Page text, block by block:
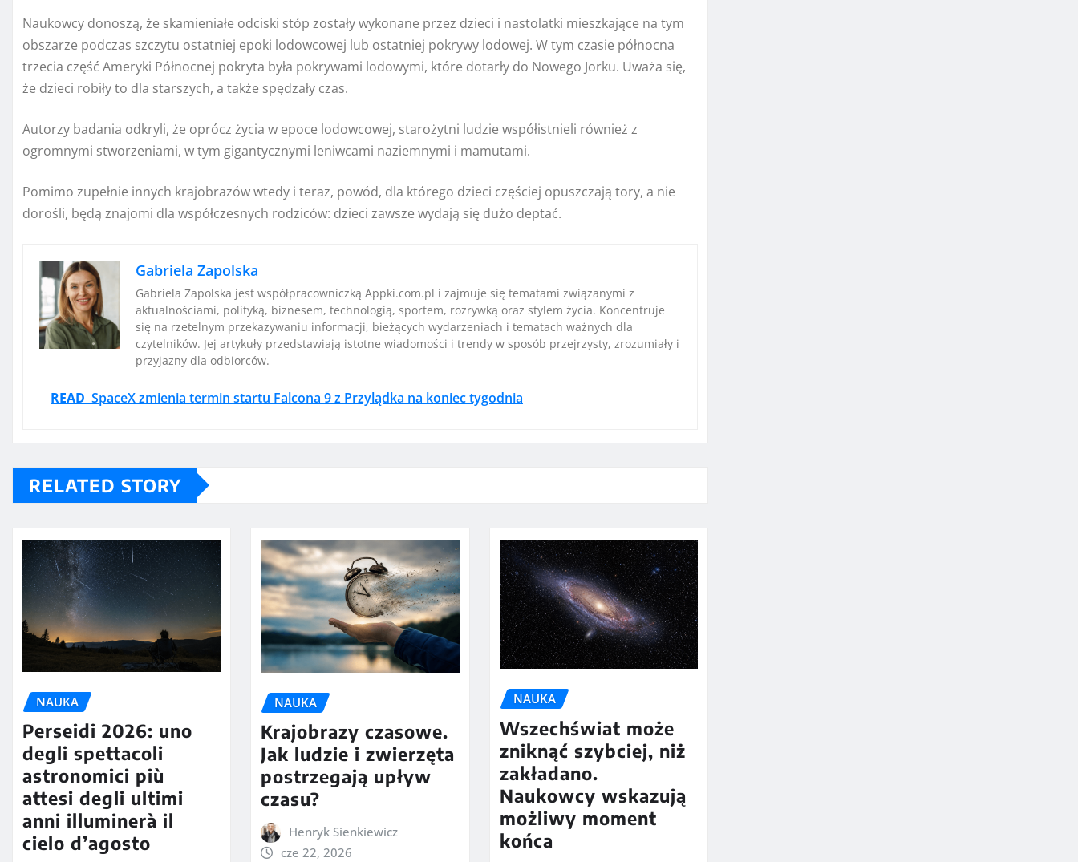
Naukowcy donoszą, że skamieniałe odciski stóp zostały wykonane przez dzieci i nastolatki mieszkające na tym
obszarze podczas szczytu ostatniej epoki lodowcowej lub ostatniej pokrywy lodowej. W tym czasie północna
trzecia część Ameryki Północnej pokryta była pokrywami lodowymi, które dotarły do ​​Nowego Jorku. Uważa się,
że dzieci robiły to dla starszych, a także spędzały czas.
Autorzy badania odkryli, że oprócz życia w epoce lodowcowej, starożytni ludzie współistnieli również z
ogromnymi stworzeniami, w tym gigantycznymi leniwcami naziemnymi i mamutami.
Pomimo zupełnie innych krajobrazów wtedy i teraz, powód, dla którego dzieci częściej opuszczają tory, a nie
dorośli, będą znajomi dla współczesnych rodziców: dzieci zawsze wydają się dużo deptać.
Gabriela Zapolska
Gabriela Zapolska jest współpracowniczką Appki.com.pl i zajmuje się tematami związanymi z
aktualnościami, polityką, biznesem, technologią, sportem, rozrywką oraz stylem życia. Koncentruje
się na rzetelnym przekazywaniu informacji, bieżących wydarzeniach i tematach ważnych dla
czytelników. Jej artykuły przedstawiają istotne wiadomości i trendy w sposób przejrzysty, zrozumiały i
przyjazny dla odbiorców.
READ SpaceX zmienia termin startu Falcona 9 z Przylądka na koniec tygodnia
RELATED STORY
NAUKA
Perseidi 2026: uno
degli spettacoli
astronomici più
attesi degli ultimi
anni illuminerà il
cielo d’agosto
NAUKA
Krajobrazy czasowe.
Jak ludzie i zwierzęta
postrzegają upływ
czasu?
Henryk Sienkiewicz
cze 22, 2026
NAUKA
Wszechświat może
zniknąć szybciej, niż
zakładano.
Naukowcy wskazują
możliwy moment
końca